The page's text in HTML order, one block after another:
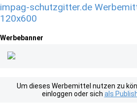
impag-schutzgitter.de
120x600
Werbebanner
Um dieses Werbemittel nutzen zu
einloggen oder sich als